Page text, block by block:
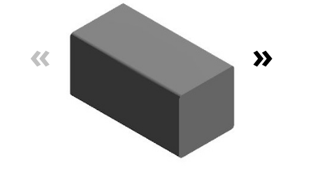
Bildgalerie
springen
« »